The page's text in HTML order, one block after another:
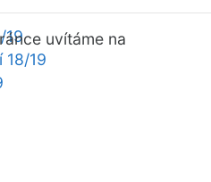
19
18/19
uvítáme na